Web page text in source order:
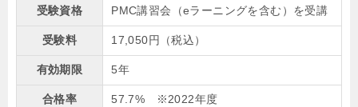
受験資格 PMC講習会（eラーニングを含む）を受講
受験料 17,050円（税込）
有効期限 5年
合格率 57.7% ※2022年度